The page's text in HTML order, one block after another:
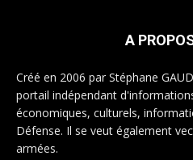
A
Créé en 2006 par Stéphane
portail indépendant
économiques, culturels,
Défense. Il se veut également
armées.